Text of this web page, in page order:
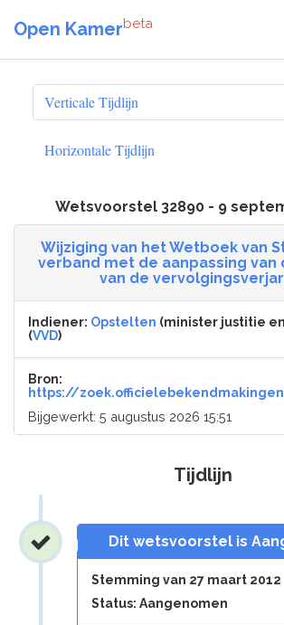
Open Kamerbeta
Verticale Tijdlijn
Horizontale Tijdlijn
Wetsvoorstel 32890 - 9
Wijziging van het Wetboek van
verband met de aanpassing van
van de
Indiener: Opstelten (minister justitie
(VVD)
Bron:
https://
Bijgewerkt: 5 augustus 2026 15:51
Tijdlijn
Dit wetsvoorstel is
Stemming van 27 maart 2012
Status: Aangenomen